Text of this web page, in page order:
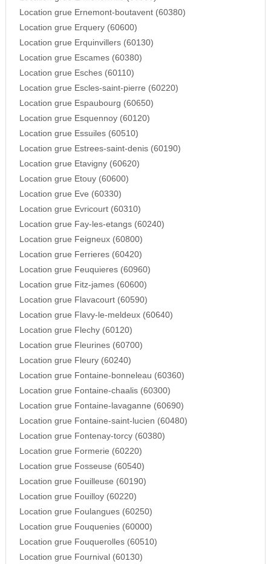
Location grue Ernemont-boutavent (60380)
Location grue Erquery (60600)
Location grue Erquinvillers (60130)
Location grue Escames (60380)
Location grue Esches (60110)
Location grue Escles-saint-pierre (60220)
Location grue Espaubourg (60650)
Location grue Esquennoy (60120)
Location grue Essuiles (60510)
Location grue Estrees-saint-denis (60190)
Location grue Etavigny (60620)
Location grue Etouy (60600)
Location grue Eve (60330)
Location grue Evricourt (60310)
Location grue Fay-les-etangs (60240)
Location grue Feigneux (60800)
Location grue Ferrieres (60420)
Location grue Feuquieres (60960)
Location grue Fitz-james (60600)
Location grue Flavacourt (60590)
Location grue Flavy-le-meldeux (60640)
Location grue Flechy (60120)
Location grue Fleurines (60700)
Location grue Fleury (60240)
Location grue Fontaine-bonneleau (60360)
Location grue Fontaine-chaalis (60300)
Location grue Fontaine-lavaganne (60690)
Location grue Fontaine-saint-lucien (60480)
Location grue Fontenay-torcy (60380)
Location grue Formerie (60220)
Location grue Fosseuse (60540)
Location grue Fouilleuse (60190)
Location grue Fouilloy (60220)
Location grue Foulangues (60250)
Location grue Fouquenies (60000)
Location grue Fouquerolles (60510)
Location grue Fournival (60130)